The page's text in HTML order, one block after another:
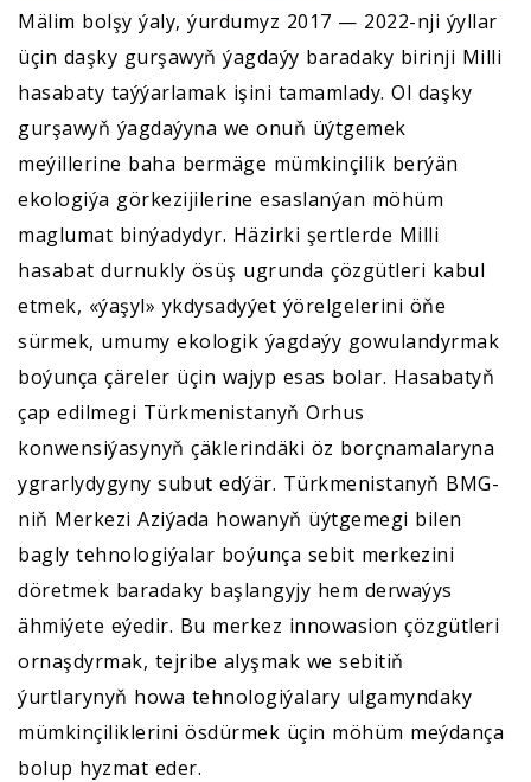
Mälim bolşy ýaly, ýurdumyz 2017 — 2022-nji ýyllar
üçin daşky gurşawyň ýagdaýy baradaky birinji Milli
hasabaty taýýarlamak işini tamamlady. Ol daşky
gurşawyň ýagdaýyna we onuň üýtgemek
meýillerine baha bermäge mümkinçilik berýän
ekologiýa görkezijilerine esaslanýan möhüm
maglumat binýadydyr. Häzirki şertlerde Milli
hasabat durnukly ösüş ugrunda çözgütleri kabul
etmek, «ýaşyl» ykdysadyýet ýörelgelerini öňe
sürmek, umumy ekologik ýagdaýy gowulandyrmak
boýunça çäreler üçin wajyp esas bolar. Hasabatyň
çap edilmegi Türkmenistanyň Orhus
konwensiýasynyň çäklerindäki öz borçnamalaryna
ygrarlydygyny subut edýär. Türkmenistanyň BMG-
niň Merkezi Aziýada howanyň üýtgemegi bilen
bagly tehnologiýalar boýunça sebit merkezini
döretmek baradaky başlangyjy hem derwaýys
ähmiýete eýedir. Bu merkez innowasion çözgütleri
ornaşdyrmak, tejribe alyşmak we sebitiň
ýurtlarynyň howa tehnologiýalary ulgamyndaky
mümkinçiliklerini ösdürmek üçin möhüm meýdança
bolup hyzmat eder.